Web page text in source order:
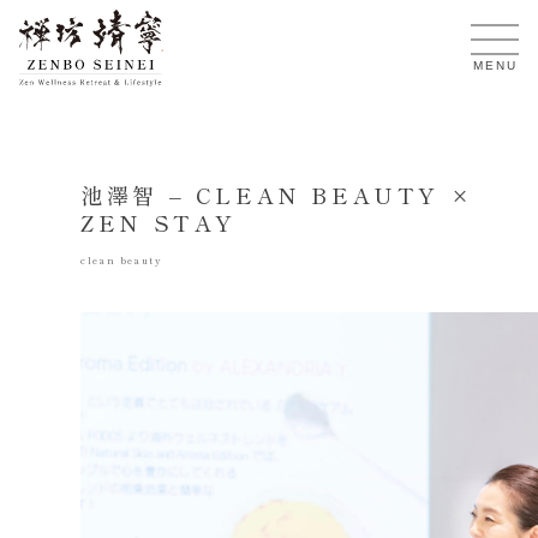
JA
MENU
池澤智 – CLEAN BEAUTY ×
ZEN STAY
clean beauty